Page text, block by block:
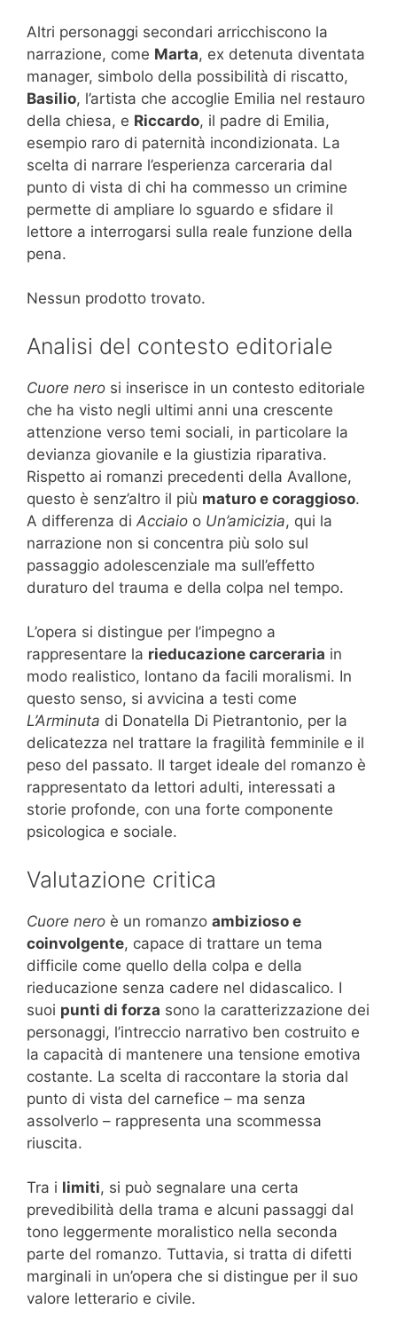
Altri personaggi secondari arricchiscono la
narrazione, come Marta, ex detenuta diventata
manager, simbolo della possibilità di riscatto,
Basilio, l’artista che accoglie Emilia nel restauro
della chiesa, e Riccardo, il padre di Emilia,
esempio raro di paternità incondizionata. La
scelta di narrare l’esperienza carceraria dal
punto di vista di chi ha commesso un crimine
permette di ampliare lo sguardo e sfidare il
lettore a interrogarsi sulla reale funzione della
pena.
Nessun prodotto trovato.
Analisi del contesto editoriale
Cuore nero si inserisce in un contesto editoriale
che ha visto negli ultimi anni una crescente
attenzione verso temi sociali, in particolare la
devianza giovanile e la giustizia riparativa.
Rispetto ai romanzi precedenti della Avallone,
questo è senz’altro il più maturo e coraggioso.
A differenza di Acciaio o Un’amicizia, qui la
narrazione non si concentra più solo sul
passaggio adolescenziale ma sull’effetto
duraturo del trauma e della colpa nel tempo.
L’opera si distingue per l’impegno a
rappresentare la rieducazione carceraria in
modo realistico, lontano da facili moralismi. In
questo senso, si avvicina a testi come
L’Arminuta di Donatella Di Pietrantonio, per la
delicatezza nel trattare la fragilità femminile e il
peso del passato. Il target ideale del romanzo è
rappresentato da lettori adulti, interessati a
storie profonde, con una forte componente
psicologica e sociale.
Valutazione critica
Cuore nero è un romanzo ambizioso e
coinvolgente, capace di trattare un tema
difficile come quello della colpa e della
rieducazione senza cadere nel didascalico. I
suoi punti di forza sono la caratterizzazione dei
personaggi, l’intreccio narrativo ben costruito e
la capacità di mantenere una tensione emotiva
costante. La scelta di raccontare la storia dal
punto di vista del carnefice – ma senza
assolverlo – rappresenta una scommessa
riuscita.
Tra i limiti, si può segnalare una certa
prevedibilità della trama e alcuni passaggi dal
tono leggermente moralistico nella seconda
parte del romanzo. Tuttavia, si tratta di difetti
marginali in un’opera che si distingue per il suo
valore letterario e civile.